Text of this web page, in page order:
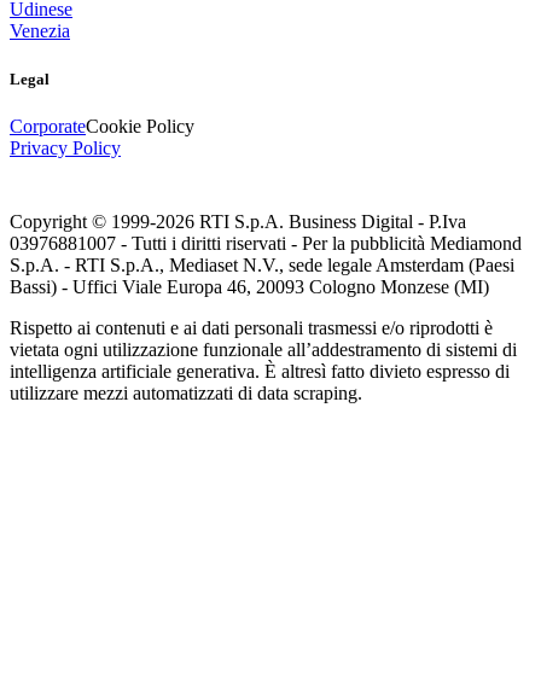
Udinese
Venezia
Legal
CorporateCookie Policy
Privacy Policy
Copyright © 1999-2026 RTI S.p.A. Business Digital - P.Iva
03976881007 - Tutti i diritti riservati - Per la pubblicità Mediamond
S.p.A. - RTI S.p.A., Mediaset N.V., sede legale Amsterdam (Paesi
Bassi) - Uffici Viale Europa 46, 20093 Cologno Monzese (MI)
Rispetto ai contenuti e ai dati personali trasmessi e/o riprodotti è
vietata ogni utilizzazione funzionale all’addestramento di sistemi di
intelligenza artificiale generativa. È altresì fatto divieto espresso di
utilizzare mezzi automatizzati di data scraping.